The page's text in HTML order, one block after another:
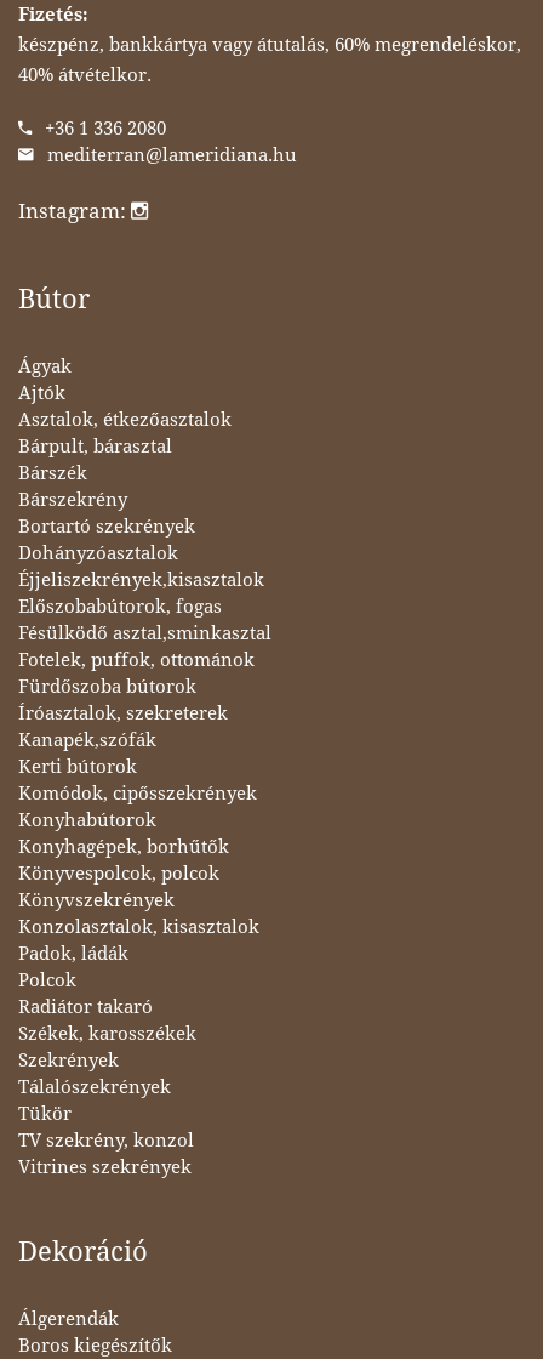
Fizetés:
készpénz, bankkártya vagy átutalás, 60% megrendeléskor,
40% átvételkor.
+36 1 336 2080
mediterran@lameridiana.hu
Instagram:
Bútor
Ágyak
Ajtók
Asztalok, étkezőasztalok
Bárpult, bárasztal
Bárszék
Bárszekrény
Bortartó szekrények
Dohányzóasztalok
Éjjeliszekrények,kisasztalok
Előszobabútorok, fogas
Fésülködő asztal,sminkasztal
Fotelek, puffok, ottománok
Fürdőszoba bútorok
Íróasztalok, szekreterek
Kanapék,szófák
Kerti bútorok
Komódok, cipősszekrények
Konyhabútorok
Konyhagépek, borhűtők
Könyvespolcok, polcok
Könyvszekrények
Konzolasztalok, kisasztalok
Padok, ládák
Polcok
Radiátor takaró
Székek, karosszékek
Szekrények
Tálalószekrények
Tükör
TV szekrény, konzol
Vitrines szekrények
Dekoráció
Álgerendák
Boros kiegészítők